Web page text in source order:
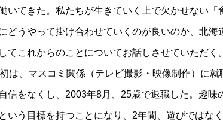
いてきた。私たちが生きていく上で欠かせない「
どうやって掛け合わせていくのが良いのか、北海
てこれからのことについてお話しさせていただく。
は、マスコミ関係（テレビ撮影・映像制作）に就
信をなくし、2003年8月、25歳で退職した。趣味
いう目標を持つことになり、2年間、遊びではな